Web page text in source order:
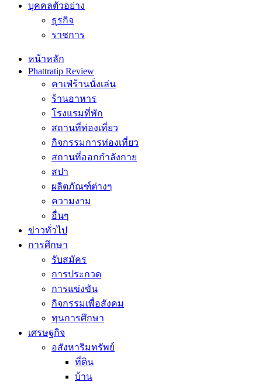
บุคคลตัวอย่าง
ธุรกิจ
ราชการ
หน้าหลัก
Phattratip Review
คาเฟ่ร้านนั่งเล่น
ร้านอาหาร
โรงแรมที่พัก
สถานที่ท่องเที่ยว
กิจกรรมการท่องเที่ยว
สถานที่ออกกำลังกาย
สปา
ผลิตภัณฑ์ต่างๆ
ความงาม
อื่นๆ
ข่าวทั่วไป
การศึกษา
รับสมัคร
การประกวด
การแข่งขัน
กิจกรรมเพื่อสังคม
ทุนการศึกษา
เศรษฐกิจ
อสังหาริมทรัพย์
ที่ดิน
บ้าน